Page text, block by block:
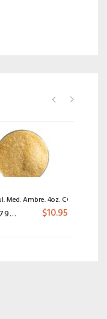
Med. Ambre. 4oz. COE 90
FRIT 113790.4 $10.95